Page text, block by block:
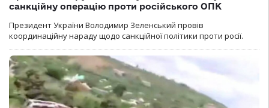
санкційну операцію проти російського ОПК
Президент України Володимир Зеленський провів
координаційну нараду щодо санкційної політики проти росії.